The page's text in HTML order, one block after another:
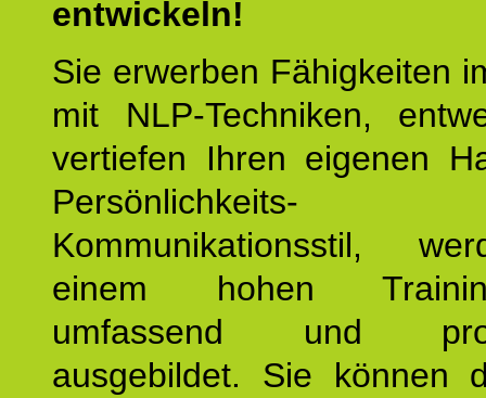
entwickeln!
Sie erwerben Fähigkeiten
mit NLP-Techniken,
vertiefen Ihren eigenen
Kommunikationsstil,
einem hohen
umfassend und
ausgebildet. Sie können